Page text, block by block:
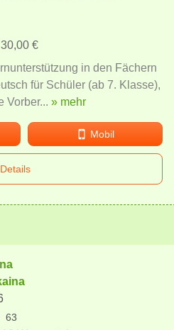
€
in den Fächern
für Schüler (ab 7. Klasse),
Vorber... » mehr
Mobil
Details
63